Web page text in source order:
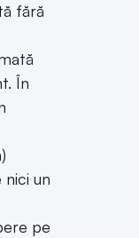
fără
În
un
pe